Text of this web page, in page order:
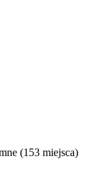
(153 miejsca)